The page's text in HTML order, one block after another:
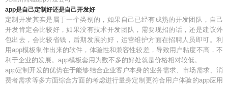
app是自己定制好还是自己开发好
定制开发其实是属于一个类别的，如果自己已经有成熟的开发团队，自己
开发肯定会比较好，如果没有技术开发团队，需要现招的话，还是建议外
包出去，会比较省钱，后期发展的好，运营维护方面在招聘人员即可。利
用app模板制作出来的软件，体验性和兼容性较差，导致用户粘度不高，不
利于企业的发展。app模板套用为数不多的好处就是价格相对较低。
app定制开发的优势在于能够结合企业客户本身的业务需求、市场需求、消
费者需求等多方面综合方面的考虑进行量身定制更符合用户体验的app应用